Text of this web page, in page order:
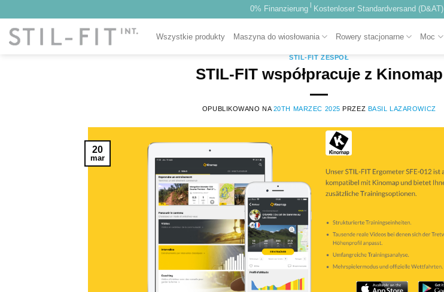
przejść
do
0% Finanzierung | Kostenloser Standardversand (D&AT)
Wszystkie produkty Maszyna do wiosłowania Rowery stacjonarne Moc
STIL-FIT ZESPÓŁ
STIL-FIT współpracuje z Kinomap
OPUBLIKOWANO NA 20TH MARZEC 2025 PRZEZ BASIL LAZAROWICZ
20
mar